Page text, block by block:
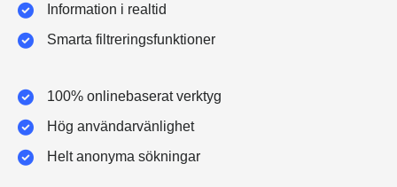
Information i realtid
Smarta filtreringsfunktioner
100% onlinebaserat verktyg
Hög användarvänlighet
Helt anonyma sökningar